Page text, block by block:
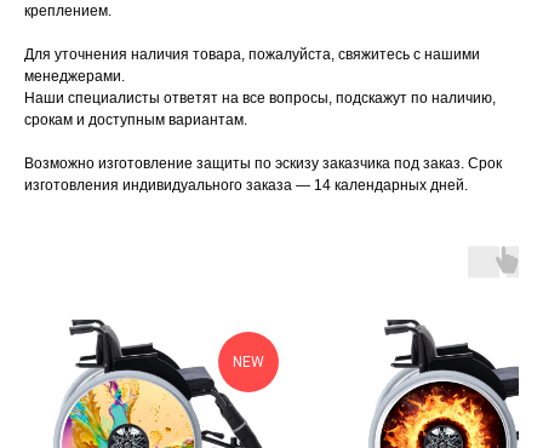
креплением.
Для уточнения наличия товара, пожалуйста, свяжитесь с нашими
менеджерами.
Наши специалисты ответят на все вопросы, подскажут по наличию,
срокам и доступным вариантам.
Возможно изготовление защиты по эскизу заказчика под заказ. Срок
изготовления индивидуального заказа — 14 календарных дней.
NEW
Контактные данные
8 (495) 489-92-92
Контакты и мессенджеры